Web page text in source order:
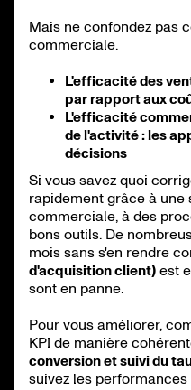
Mais ne confondez pas
commerciale.
L'efficacité des
par rapport aux
L'efficacité
de l'activité : les
décisions
Si vous savez quoi
rapidement grâce à une
commerciale, à des
bons outils. De
mois sans s'en rendre
d'acquisition client) est
sont en panne.
Pour vous améliorer,
KPI de manière
conversion et suivi du
suivez les